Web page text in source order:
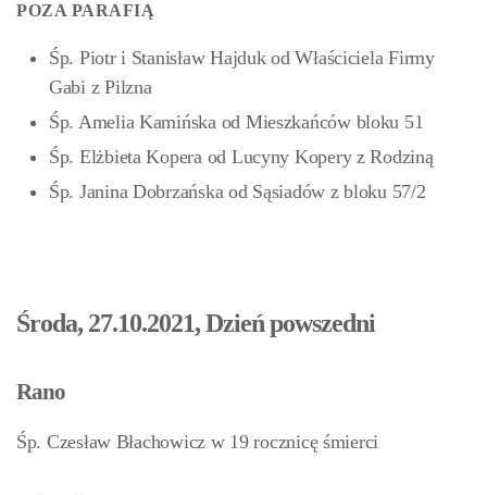
POZA PARAFIĄ
Śp. Piotr i Stanisław Hajduk od Właściciela Firmy
Gabi z Pilzna
Śp. Amelia Kamińska od Mieszkańców bloku 51
Śp. Elżbieta Kopera od Lucyny Kopery z Rodziną
Śp. Janina Dobrzańska od Sąsiadów z bloku 57/2
Środa, 27.10.2021, Dzień powszedni
Rano
Śp. Czesław Błachowicz w 19 rocznicę śmierci